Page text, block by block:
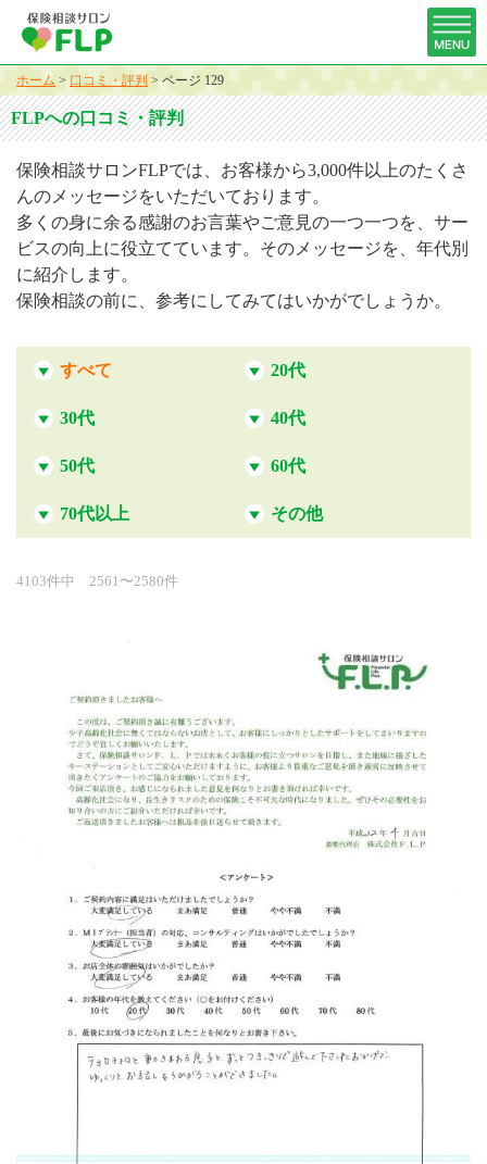
ホーム > 口コミ・評判 > ページ 129
FLPへの口コミ・評判
保険相談サロンFLPでは、お客様から3,000件以上のたくさ
んのメッセージをいただいております。
多くの身に余る感謝のお言葉やご意見の一つ一つを、サー
ビスの向上に役立てています。そのメッセージを、年代別
に紹介します。
保険相談の前に、参考にしてみてはいかがでしょうか。
すべて 20代
30代 40代
50代 60代
70代以上 その他
4103件中 2561〜2580件